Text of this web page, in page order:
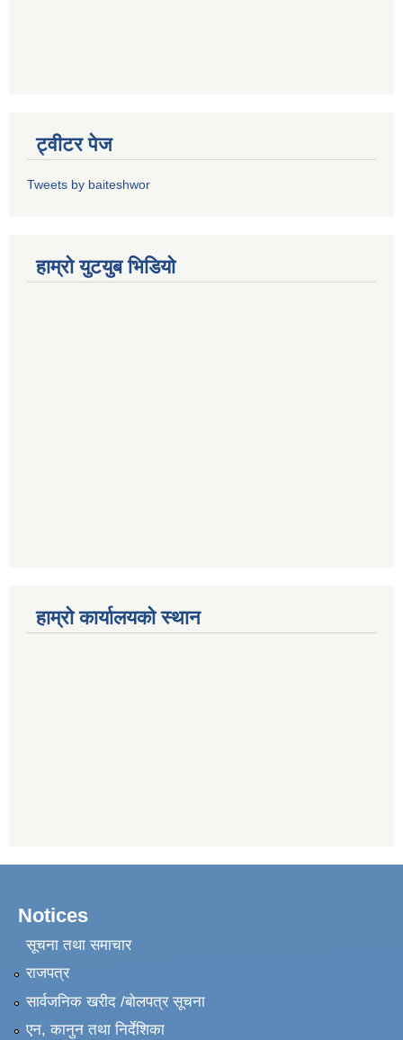
ट्वीटर पेज
Tweets by baiteshwor
हाम्राे युटयुब भिडियाे
हाम्राे कार्यालयकाे स्थान
Notices
सूचना तथा समाचार
राजपत्र
सार्वजनिक खरीद /बोलपत्र सूचना
एन, कानुन तथा निर्देशिका